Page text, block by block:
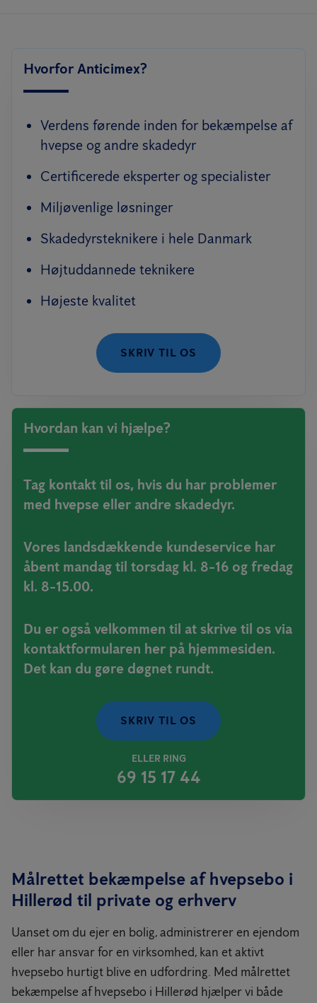
Hvorfor Anticimex?
Verdens førende inden for bekæmpelse af
hvepse og andre skadedyr
Certificerede eksperter og specialister
Miljøvenlige løsninger
Skadedyrsteknikere i hele Danmark
Højtuddannede teknikere
Højeste kvalitet
SKRIV TIL OS
Hvordan kan vi hjælpe?
Tag kontakt til os, hvis du har problemer
med hvepse eller andre skadedyr.
Vores landsdækkende kundeservice har
åbent mandag til torsdag kl. 8-16 og fredag
kl. 8-15.00.
Du er også velkommen til at skrive til os via
kontaktformularen her på hjemmesiden.
Det kan du gøre døgnet rundt.
SKRIV TIL OS
ELLER RING
69 15 17 44
Målrettet bekæmpelse af hvepsebo i
Hillerød til private og erhverv
Uanset om du ejer en bolig, administrerer en ejendom
eller har ansvar for en virksomhed, kan et aktivt
hvepsebo hurtigt blive en udfordring. Med målrettet
bekæmpelse af hvepsebo i Hillerød hjælper vi både